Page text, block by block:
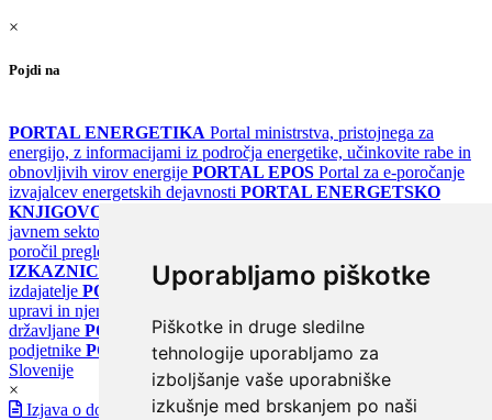
Uporabljamo piškotke
Piškotke in druge sledilne
tehnologije uporabljamo za
izboljšanje vaše uporabniške
izkušnje med brskanjem po naši
×
Pojdi na
PORTAL ENERGETIKA Portal ministrstva, pristojnega za
energijo, z informacijami iz področja energetike, učinkovite rabe in
obnovljivih virov energije PORTAL EPOS Portal za e-poročanje
izvajalcev energetskih dejavnosti PORTAL ENERGETSKO
KNJIGOVODSTVO
javnem sektorju
poročil pregledov klimatskih sistemov
IZKAZNICE
Register energetskih izkaznic - za izdelovalce in
izdajatelje PORTAL GOV.SI Osrednje spletno mesto o državni
upravi in njenih storitvah
državljane PORTAL SPOT Državni portal za podjetja in
podjetnike PORTAL OPSI Državni portal odprtih podatkov
Slovenije
×
Izjava o dostopnosti